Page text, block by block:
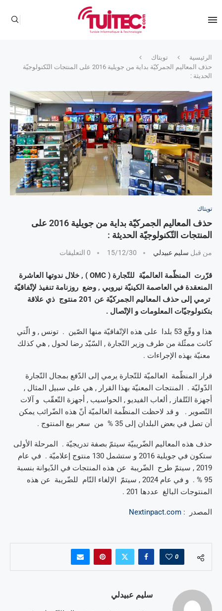
الرئيسية
تويتاك
حذف المعاليم الجمركيّة بداية من جويلية 2016 على المنتجات التّكنولوجيّة
الحديثة :
تويتاك
حذف المعاليم الجمركيّة بداية من جويلية 2016 على
المنتجات التّكنولوجيّة الحديثة :
من قبل سليم عبيدلي 15/12/30 0 التعليقات
قرّرت المنظّمة العالميّة للتّجارة ( OMC ) , خلال ندوتها العاشرة
المنعقدة في العاصمة الكينيّة نيروبي , وضع روزنامة تنفيذ لإتّفاقيّة
ترمي إلى حذف المعاليم الجمركيّة عن 201 منتوج ذي علاقة
بتكنولوجيّات المعلومات و الإتّصال .
هذا و وقّع 53 بلدا على هذه الإتّفاقيّة منها الصّين . تونس , و الّتي
كانت ممثّلة من طرف وزير التّجارة , السّيّد رضا لحول , هي كذلك
معنيّة بهذه الإجراءات .
قرار المنظّمة العالميّة للتّجارة يرمي إلى الدّفع بمجال التّجارة
الدّوليّة . المنتجات المعنيّة بهذا القرار , هي على سبيل المثال ,
أجهزة التّلفاز , ألعاب الفيديو , الحواسيب , أجهزة التّعقّب و آلات
التّصوير . و قد لاحظت المنظّمة العالميّة أنّ هذه الضّرائب يمكن
أن تصل في بعض البلدان إلى 35 % من سعر بيع المنتوج .
حذف هذه المعاليم الضّريبيّة سيتمّ بصفة تدريجيّة . المرحلة الأولى
ستكون في جويلية 2016 و ستشمل 130 منتوج إعلاميّة . في عام
2019 , سيتمّ طرح الضّريبة عن هذه المنتجات في الدّيوانة بنسبة
95 % . و في عام 2024 , سيتمّ الإلغاء التّام للضّريبة عن هذه
المنتوجات البالغ عددها 201 .
المصدر : Nextinpact.com
0
سليم عبيدلي